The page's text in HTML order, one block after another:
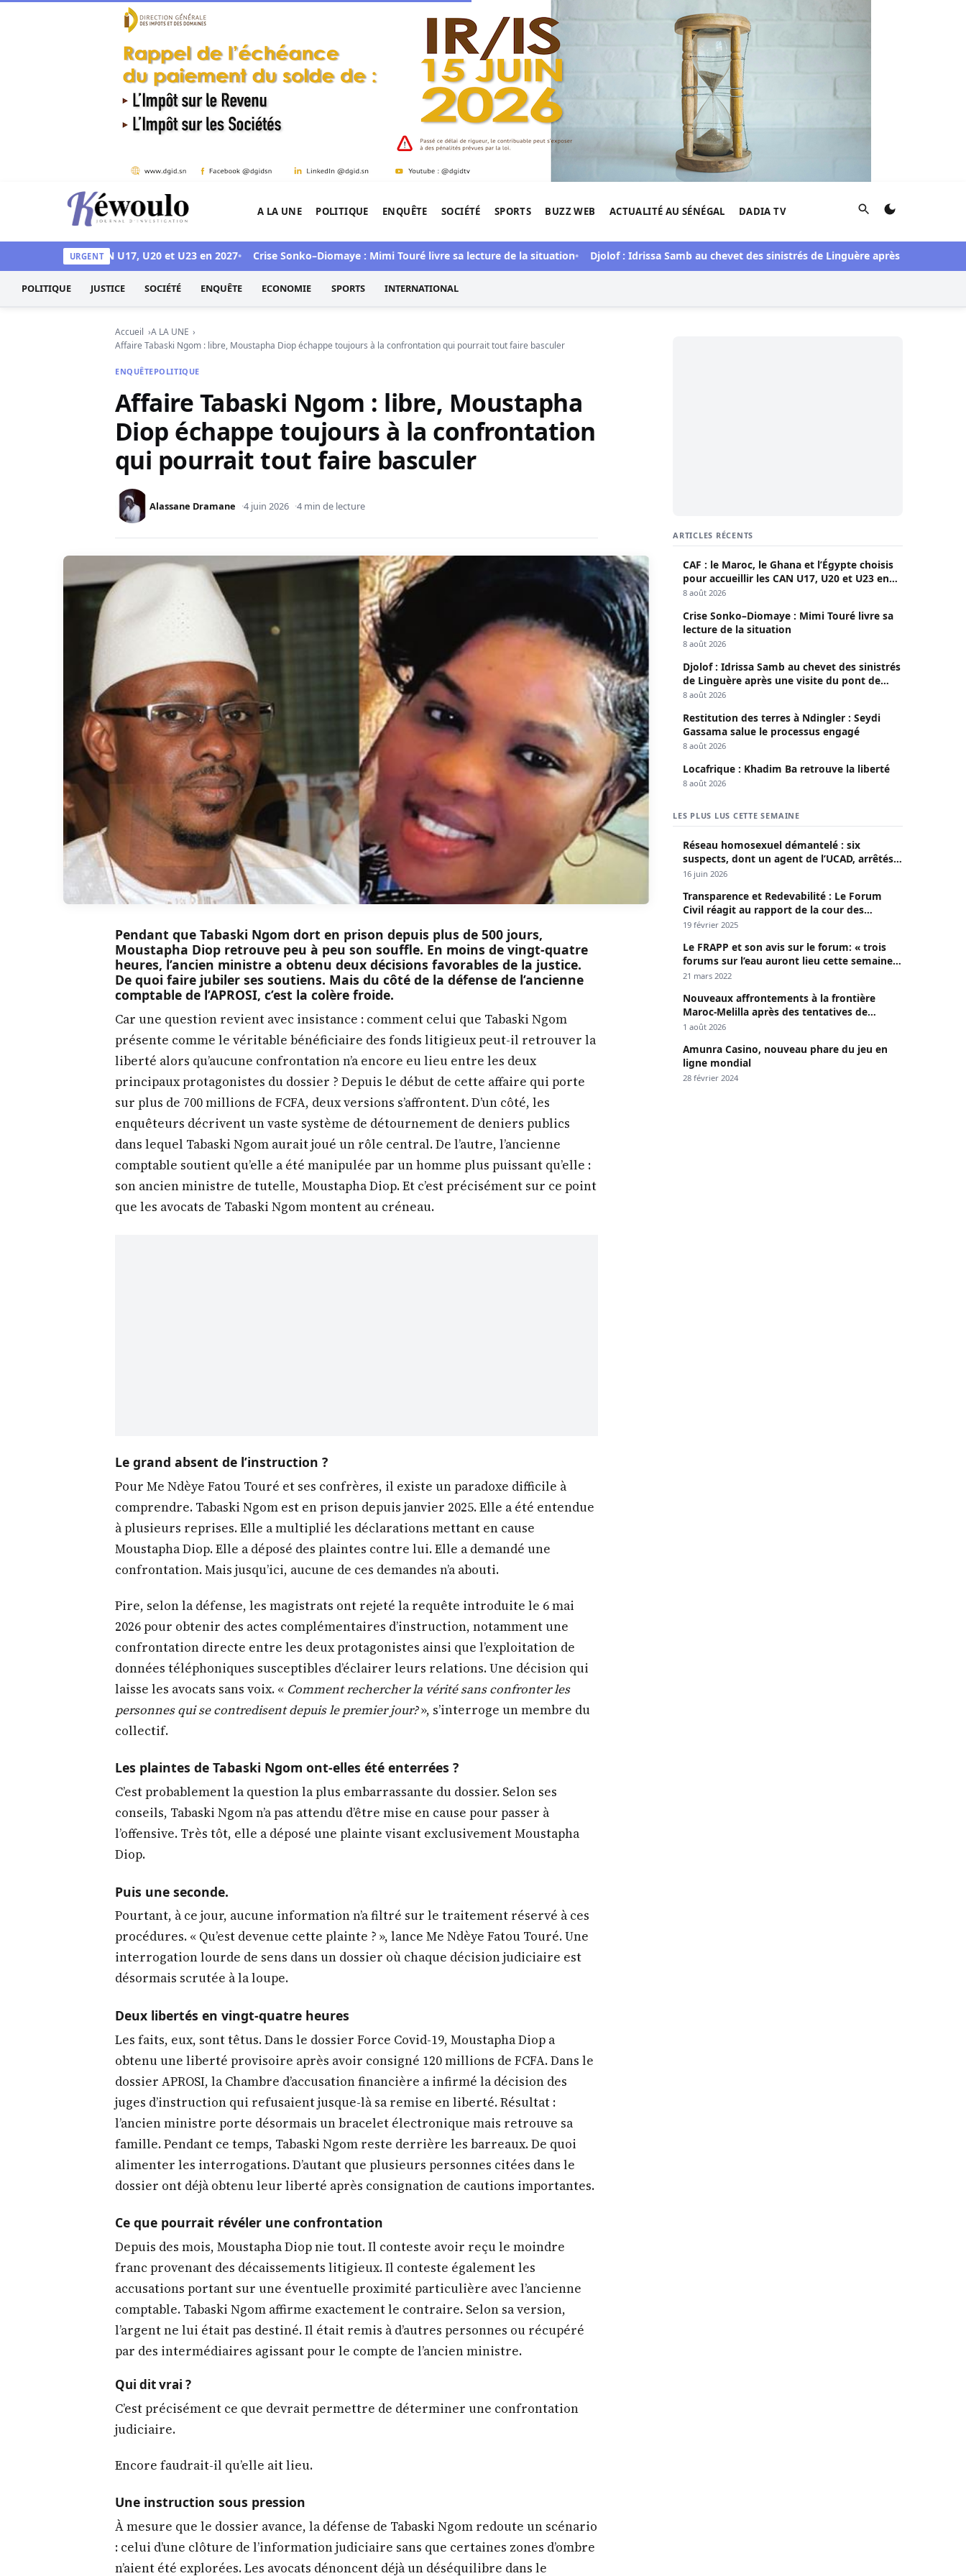
Aller au contenu
Kéwoulo, le premier site d'information et d'investigation de l'Afrique.
A LA UNE POLITIQUE ENQUÊTE SOCIÉTÉ SPORTS BUZZ WEB ACTUALITÉ AU SÉNÉGAL DADIA TV Rechercher
URGENT
les CAN U17, U20 et U23 en 2027 Crise Sonko–Diomaye : Mimi Touré livre sa lecture de la situation Djolof : Idrissa Samb au chevet des sinistrés de Linguère après une visite du
POLITIQUE JUSTICE SOCIÉTÉ ENQUÊTE ECONOMIE SPORTS INTERNATIONAL
Accueil
A LA UNE
Affaire Tabaski Ngom : libre, Moustapha Diop échappe toujours à la confrontation qui pourrait tout faire basculer
ENQUÊTEPOLITIQUE
Affaire Tabaski Ngom : libre, Moustapha
Diop échappe toujours à la confrontation
qui pourrait tout faire basculer
Alassane Dramane 4 juin 2026 4 min de lecture
Pendant que Tabaski Ngom dort en prison depuis plus de 500 jours,
Moustapha Diop retrouve peu à peu son souffle. En moins de vingt-quatre
heures, l’ancien ministre a obtenu deux décisions favorables de la justice.
De quoi faire jubiler ses soutiens. Mais du côté de la défense de l’ancienne
comptable de l’APROSI, c’est la colère froide.
Car une question revient avec insistance : comment celui que Tabaski Ngom
présente comme le véritable bénéficiaire des fonds litigieux peut-il retrouver la
liberté alors qu’aucune confrontation n’a encore eu lieu entre les deux
principaux protagonistes du dossier ? Depuis le début de cette affaire qui porte
sur plus de 700 millions de FCFA, deux versions s’affrontent. D’un côté, les
enquêteurs décrivent un vaste système de détournement de deniers publics
dans lequel Tabaski Ngom aurait joué un rôle central. De l’autre, l’ancienne
comptable soutient qu’elle a été manipulée par un homme plus puissant qu’elle :
son ancien ministre de tutelle, Moustapha Diop. Et c’est précisément sur ce point
que les avocats de Tabaski Ngom montent au créneau.
Le grand absent de l’instruction ?
Pour Me Ndèye Fatou Touré et ses confrères, il existe un paradoxe difficile à
comprendre. Tabaski Ngom est en prison depuis janvier 2025. Elle a été entendue
à plusieurs reprises. Elle a multiplié les déclarations mettant en cause
Moustapha Diop. Elle a déposé des plaintes contre lui. Elle a demandé une
confrontation. Mais jusqu’ici, aucune de ces demandes n’a abouti.
Pire, selon la défense, les magistrats ont rejeté la requête introduite le 6 mai
2026 pour obtenir des actes complémentaires d’instruction, notamment une
confrontation directe entre les deux protagonistes ainsi que l’exploitation de
données téléphoniques susceptibles d’éclairer leurs relations. Une décision qui
laisse les avocats sans voix. « Comment rechercher la vérité sans confronter les
personnes qui se contredisent depuis le premier jour?», s’interroge un membre du
collectif.
Les plaintes de Tabaski Ngom ont-elles été enterrées ?
C’est probablement la question la plus embarrassante du dossier. Selon ses
conseils, Tabaski Ngom n’a pas attendu d’être mise en cause pour passer à
l’offensive. Très tôt, elle a déposé une plainte visant exclusivement Moustapha
Diop.
Puis une seconde.
Pourtant, à ce jour, aucune information n’a filtré sur le traitement réservé à ces
procédures. « Qu’est devenue cette plainte ? », lance Me Ndèye Fatou Touré. Une
interrogation lourde de sens dans un dossier où chaque décision judiciaire est
désormais scrutée à la loupe.
Deux libertés en vingt-quatre heures
Les faits, eux, sont têtus. Dans le dossier Force Covid-19, Moustapha Diop a
obtenu une liberté provisoire après avoir consigné 120 millions de FCFA. Dans le
dossier APROSI, la Chambre d’accusation financière a infirmé la décision des
juges d’instruction qui refusaient jusque-là sa remise en liberté. Résultat :
l’ancien ministre porte désormais un bracelet électronique mais retrouve sa
famille. Pendant ce temps, Tabaski Ngom reste derrière les barreaux. De quoi
alimenter les interrogations. D’autant que plusieurs personnes citées dans le
dossier ont déjà obtenu leur liberté après consignation de cautions importantes.
Ce que pourrait révéler une confrontation
Depuis des mois, Moustapha Diop nie tout. Il conteste avoir reçu le moindre
franc provenant des décaissements litigieux. Il conteste également les
accusations portant sur une éventuelle proximité particulière avec l’ancienne
comptable. Tabaski Ngom affirme exactement le contraire. Selon sa version,
l’argent ne lui était pas destiné. Il était remis à d’autres personnes ou récupéré
par des intermédiaires agissant pour le compte de l’ancien ministre.
Qui dit vrai ?
C’est précisément ce que devrait permettre de déterminer une confrontation
judiciaire.
Encore faudrait-il qu’elle ait lieu.
Une instruction sous pression
À mesure que le dossier avance, la défense de Tabaski Ngom redoute un scénario
: celui d’une clôture de l’information judiciaire sans que certaines zones d’ombre
n’aient été explorées. Les avocats dénoncent déjà un déséquilibre dans le
ARTICLES RÉCENTS
CAF : le Maroc, le Ghana et l’Égypte choisis
pour accueillir les CAN U17, U20 et U23 en
2027
8 août 2026
Crise Sonko–Diomaye : Mimi Touré livre sa
lecture de la situation
8 août 2026
Djolof : Idrissa Samb au chevet des sinistrés
de Linguère après une visite du pont de
Thylla
8 août 2026
Restitution des terres à Ndingler : Seydi
Gassama salue le processus engagé
8 août 2026
Locafrique : Khadim Ba retrouve la liberté
8 août 2026
LES PLUS LUS CETTE SEMAINE
Réseau homosexuel démantelé : six
suspects, dont un agent de l’UCAD, arrêtés à
Keur Massar ; l’un avoue avoir propagé le
16 juin 2026
Transparence et Redevabilité : Le Forum
Civil réagit au rapport de la cour des
comptes
19 février 2025
Le FRAPP et son avis sur le forum: « trois
forums sur l’eau auront lieu cette semaine à
Dakar »
21 mars 2022
Nouveaux affrontements à la frontière
Maroc-Melilla après des tentatives de
passage
1 août 2026
Amunra Casino, nouveau phare du jeu en
ligne mondial
28 février 2024